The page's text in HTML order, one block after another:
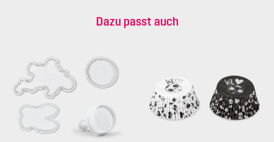
Dazu passt auch